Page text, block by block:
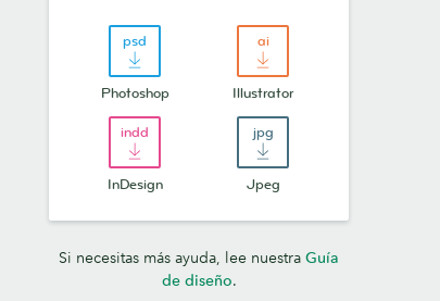
Photoshop Illustrator
InDesign Jpeg
Si necesitas más ayuda, lee nuestra Guía
de diseño.